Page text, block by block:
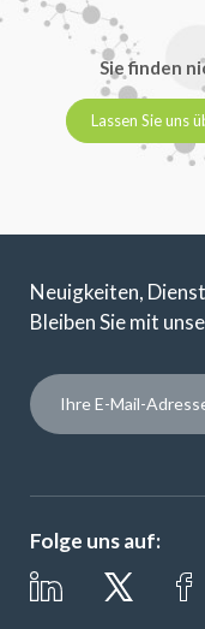
Sie finden
Lassen Sie uns
Neuigkeiten,
Bleiben Sie mit
Folge uns auf: